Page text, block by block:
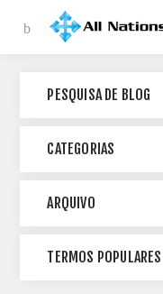
PESQUISA DE BLOG
CATEGORIAS
ARQUIVO
TERMOS POPULARES